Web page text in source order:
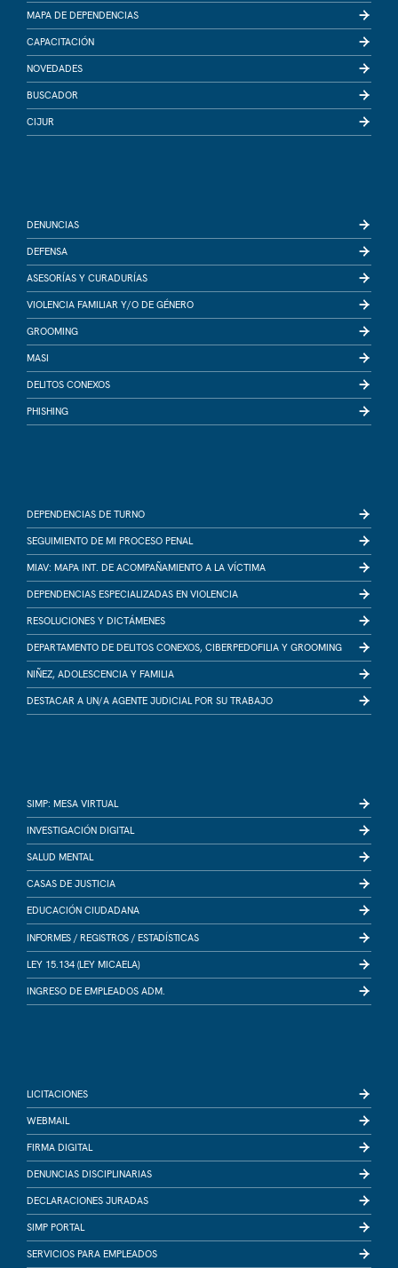
MAPA DE DEPENDENCIAS
CAPACITACIÓN
NOVEDADES
BUSCADOR
CIJUR
DENUNCIAS
DEFENSA
ASESORÍAS Y CURADURÍAS
VIOLENCIA FAMILIAR Y/O DE GÉNERO
GROOMING
MASI
DELITOS CONEXOS
PHISHING
DEPENDENCIAS DE TURNO
SEGUIMIENTO DE MI PROCESO PENAL
MIAV: MAPA INT. DE ACOMPAÑAMIENTO A LA VÍCTIMA
DEPENDENCIAS ESPECIALIZADAS EN VIOLENCIA
RESOLUCIONES Y DICTÁMENES
DEPARTAMENTO DE DELITOS CONEXOS, CIBERPEDOFILIA Y GROOMING
NIÑEZ, ADOLESCENCIA Y FAMILIA
DESTACAR A UN/A AGENTE JUDICIAL POR SU TRABAJO
SIMP: MESA VIRTUAL
INVESTIGACIÓN DIGITAL
SALUD MENTAL
CASAS DE JUSTICIA
EDUCACIÓN CIUDADANA
INFORMES / REGISTROS / ESTADÍSTICAS
LEY 15.134 (LEY MICAELA)
INGRESO DE EMPLEADOS ADM.
LICITACIONES
WEBMAIL
FIRMA DIGITAL
DENUNCIAS DISCIPLINARIAS
DECLARACIONES JURADAS
SIMP PORTAL
SERVICIOS PARA EMPLEADOS